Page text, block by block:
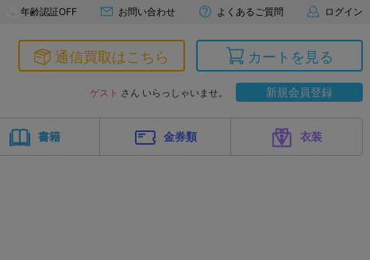
年齢認証OFF お問い合わせ よくあるご質問 ログイン
通信買取はこちら カートを見る
ゲスト さん いらっしゃいませ。 新規会員登録
書籍 金券類 衣装